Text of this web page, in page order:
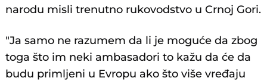
narodu misli trenutno rukovodstvo u Crnoj Gori.
"Ja samo ne razumem da li je moguće da zbog
toga što im neki ambasadori to kažu da će da
budu primljeni u Evropu ako što više vređaju